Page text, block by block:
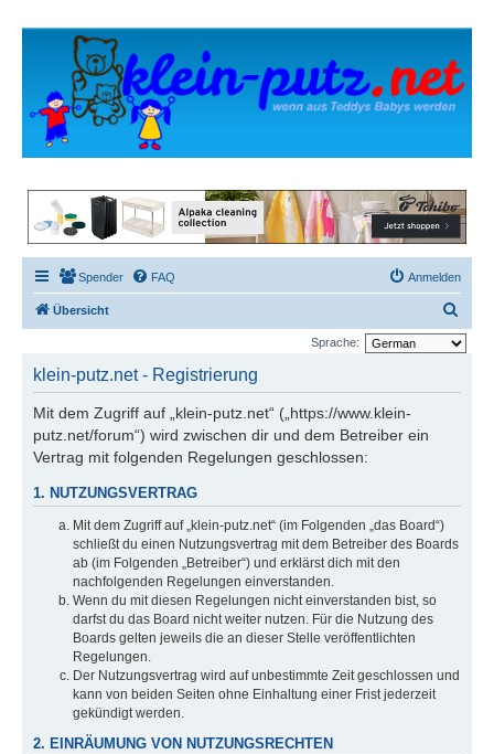
Spender FAQ Anmelden
Übersicht
u
Sprache:
klein-putz.net - Registrierung
Mit dem Zugriff auf „klein-putz.net“ („https://www.klein-
putz.net/forum“) wird zwischen dir und dem Betreiber ein
Vertrag mit folgenden Regelungen geschlossen:
1. NUTZUNGSVERTRAG
Mit dem Zugriff auf „klein-putz.net“ (im Folgenden „das Board“)
schließt du einen Nutzungsvertrag mit dem Betreiber des Boards
ab (im Folgenden „Betreiber“) und erklärst dich mit den
nachfolgenden Regelungen einverstanden.
Wenn du mit diesen Regelungen nicht einverstanden bist, so
darfst du das Board nicht weiter nutzen. Für die Nutzung des
Boards gelten jeweils die an dieser Stelle veröffentlichten
Regelungen.
Der Nutzungsvertrag wird auf unbestimmte Zeit geschlossen und
kann von beiden Seiten ohne Einhaltung einer Frist jederzeit
gekündigt werden.
2. EINRÄUMUNG VON NUTZUNGSRECHTEN